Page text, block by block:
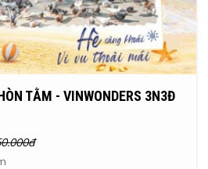
TẰM - VINWONDERS 3N3Đ